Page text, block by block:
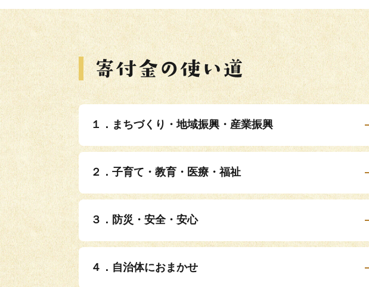
１．まちづくり・地域振興・産業振興
２．子育て・教育・医療・福祉
３．防災・安全・安心
４．自治体におまかせ